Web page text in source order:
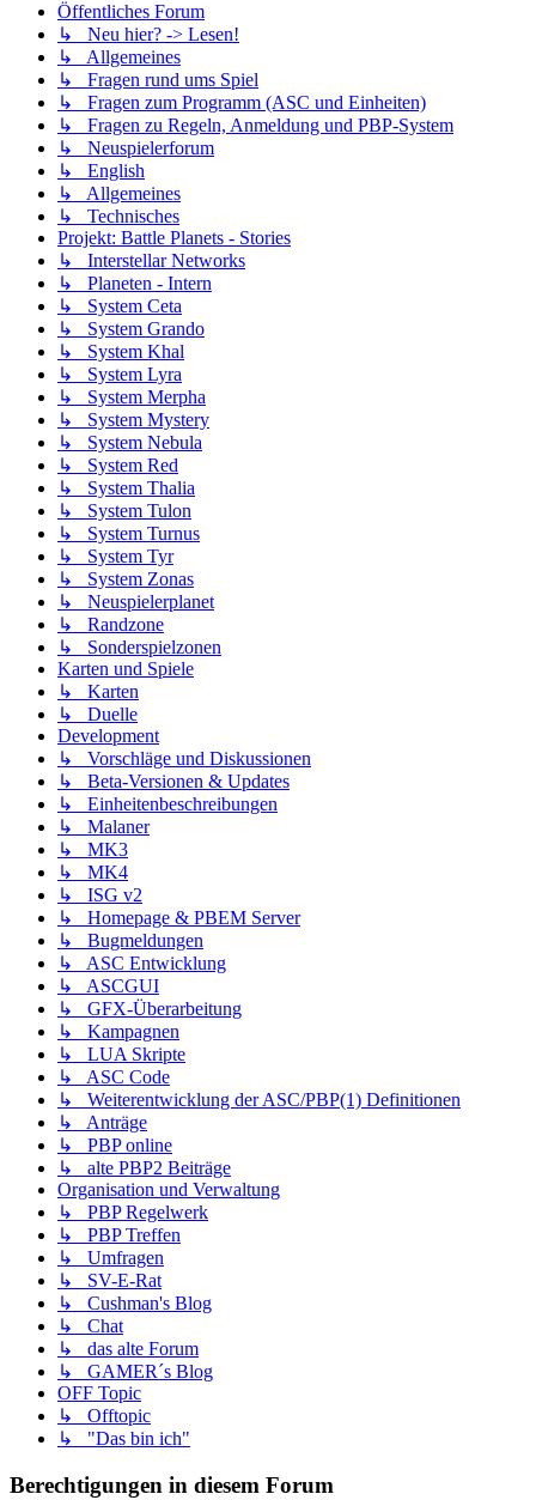
Öffentliches Forum
↳ Neu hier? -> Lesen!
↳ Allgemeines
↳ Fragen rund ums Spiel
↳ Fragen zum Programm (ASC und Einheiten)
↳ Fragen zu Regeln, Anmeldung und PBP-System
↳ Neuspielerforum
↳ English
↳ Allgemeines
↳ Technisches
Projekt: Battle Planets - Stories
↳ Interstellar Networks
↳ Planeten - Intern
↳ System Ceta
↳ System Grando
↳ System Khal
↳ System Lyra
↳ System Merpha
↳ System Mystery
↳ System Nebula
↳ System Red
↳ System Thalia
↳ System Tulon
↳ System Turnus
↳ System Tyr
↳ System Zonas
↳ Neuspielerplanet
↳ Randzone
↳ Sonderspielzonen
Karten und Spiele
↳ Karten
↳ Duelle
Development
↳ Vorschläge und Diskussionen
↳ Beta-Versionen & Updates
↳ Einheitenbeschreibungen
↳ Malaner
↳ MK3
↳ MK4
↳ ISG v2
↳ Homepage & PBEM Server
↳ Bugmeldungen
↳ ASC Entwicklung
↳ ASCGUI
↳ GFX-Überarbeitung
↳ Kampagnen
↳ LUA Skripte
↳ ASC Code
↳ Weiterentwicklung der ASC/PBP(1) Definitionen
↳ Anträge
↳ PBP online
↳ alte PBP2 Beiträge
Organisation und Verwaltung
↳ PBP Regelwerk
↳ PBP Treffen
↳ Umfragen
↳ SV-E-Rat
↳ Cushman's Blog
↳ Chat
↳ das alte Forum
↳ GAMER´s Blog
OFF Topic
↳ Offtopic
↳ "Das bin ich"
Berechtigungen in diesem Forum